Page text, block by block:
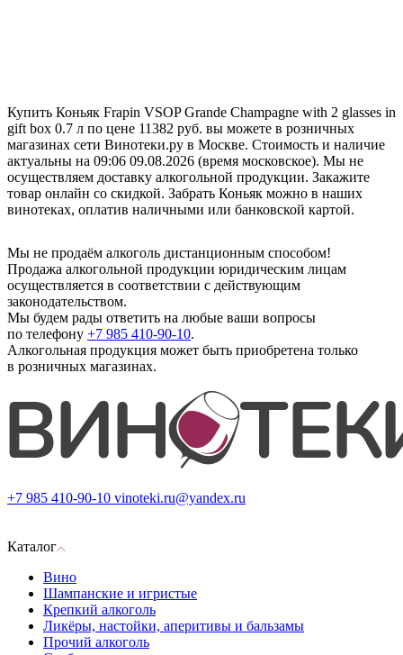
Купить Коньяк Frapin VSOP Grande Champagne with 2 glasses in
gift box 0.7 л по цене 11382 руб. вы можете в розничных
магазинах сети Винотеки.ру в Москве. Стоимость и наличие
актуальны на 09:06 09.08.2026 (время московское). Мы не
осуществляем доставку алкогольной продукции. Закажите
товар онлайн со скидкой. Забрать Коньяк можно в наших
винотеках, оплатив наличными или банковской картой.
Мы не продаём алкоголь дистанционным способом!
Продажа алкогольной продукции юридическим лицам
осуществляется в соответствии с действующим
законодательством.
Мы будем рады ответить на любые ваши вопросы
по телефону +7 985 410-90-10.
Алкогольная продукция может быть приобретена только
в розничных магазинах.
+7 985 410-90-10 vinoteki.ru@yandex.ru
Каталог
Вино
Шампанские и игристые
Крепкий алкоголь
Ликёры, настойки, аперитивы и бальзамы
Прочий алкоголь